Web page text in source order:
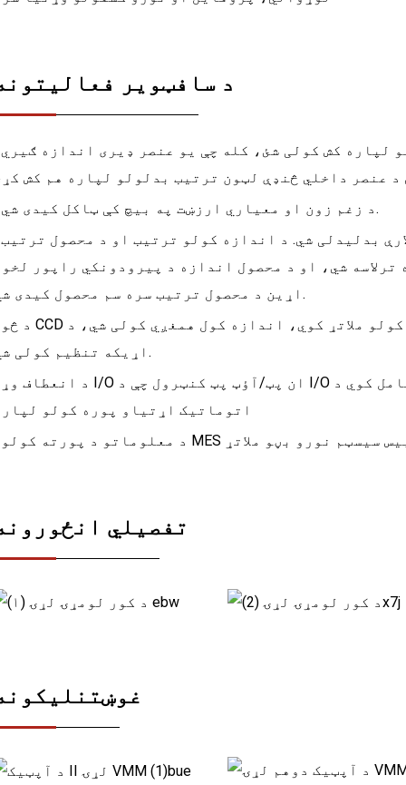
د سافټویر
• د زغم زون او معیاري ارزښت په بیچ کې ټاکل کیدی شي.
ترلاسه شي، او د محصول اندازه د پیرودونکي راپور
اړین د محصول ترتیب سره سم محصول کیدی شي.
اړیکه تنظیم کولی شي.
اتوماتیک اړتیاو پوره کولو
تفصيلي